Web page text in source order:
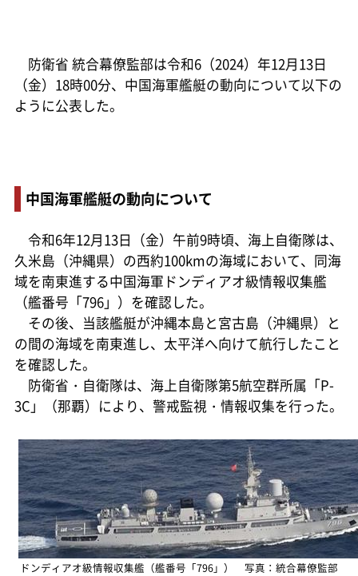
防衛省 統合幕僚監部は令和6（2024）年12月13日
（金）18時00分、中国海軍艦艇の動向について以下の
ように公表した。
中国海軍艦艇の動向について
令和6年12月13日（金）午前9時頃、海上自衛隊は、
久米島（沖縄県）の西約100kmの海域において、同海
域を南東進する中国海軍ドンディアオ級情報収集艦
（艦番号「796」）を確認した。
その後、当該艦艇が沖縄本島と宮古島（沖縄県）と
の間の海域を南東進し、太平洋へ向けて航行したこと
を確認した。
防衛省・自衛隊は、海上自衛隊第5航空群所属「P-
3C」（那覇）により、警戒監視・情報収集を行った。
ドンディアオ級情報収集艦（艦番号「796」） 写真：統合幕僚監部